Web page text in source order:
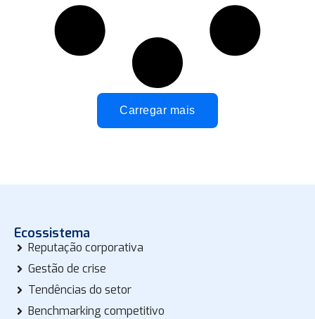
Carregar mais
Ecossistema
Reputação corporativa
Gestão de crise
Tendências do setor
Benchmarking competitivo